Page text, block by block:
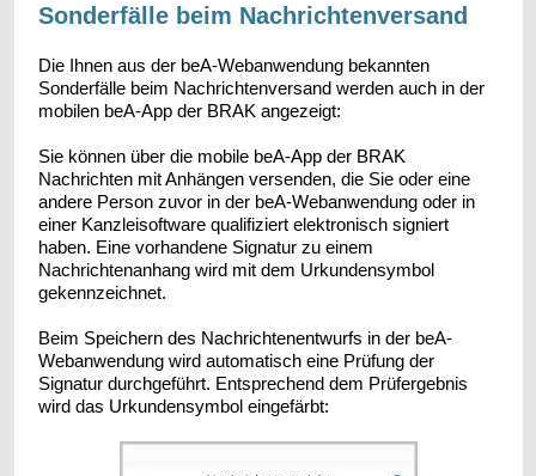
Sonderfälle beim Nachrichtenversand
Die Ihnen aus der beA-Webanwendung bekannten
Sonderfälle beim Nachrichtenversand werden auch in der
mobilen beA-App der BRAK angezeigt:
Sie können über die mobile beA-App der BRAK
Nachrichten mit Anhängen versenden, die Sie oder eine
andere Person zuvor in der beA-Webanwendung oder in
einer Kanzleisoftware qualifiziert elektronisch signiert
haben. Eine vorhandene Signatur zu einem
Nachrichtenanhang wird mit dem Urkundensymbol
gekennzeichnet.
Beim Speichern des Nachrichtenentwurfs in der beA-
Webanwendung wird automatisch eine Prüfung der
Signatur durchgeführt. Entsprechend dem Prüfergebnis
wird das Urkundensymbol eingefärbt: